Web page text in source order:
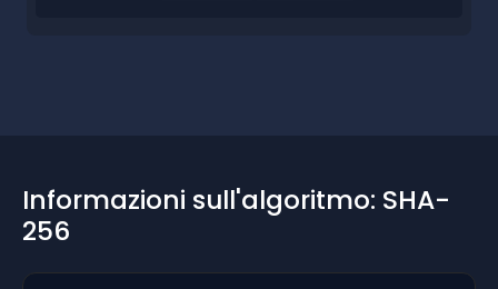
Informazioni sull'algoritmo: SHA-
256